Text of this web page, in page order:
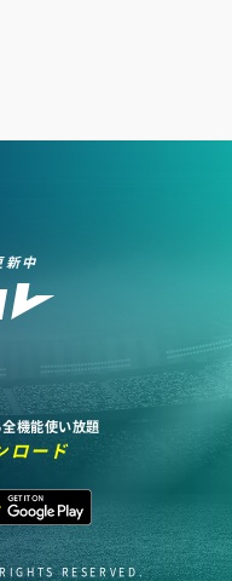
新中
機能使い放題
ロード
RESERVED.